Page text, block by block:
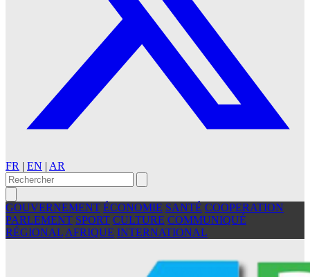
FR | EN | AR
GOUVERNEMENT ÉCONOMIE SANTÉ COOPERATION
PARLEMENT SPORT CULTURE COMMUNIQUÉ
RÉGIONAL AFRIQUE INTERNATIONAL